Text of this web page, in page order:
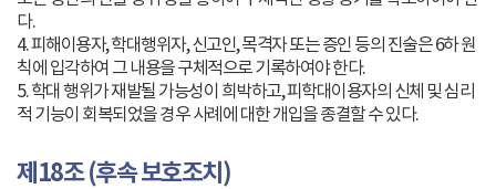
다.
4. 피해이용자, 학대행위자, 신고인, 목격자 또는 증인 등의 진술은 6하 원
칙에 입각하여 그 내용을 구체적으로 기록하여야 한다.
5. 학대 행위가 재발될 가능성이 희박하고, 피학대이용자의 신체 및 심리
적 기능이 회복되었을 경우 사례에 대한 개입을 종결할 수 있다.
제18조 (후속 보호조치)